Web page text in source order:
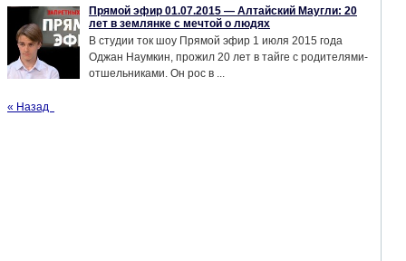
Прямой эфир 01.07.2015 — Алтайский Маугли: 20
лет в землянке с мечтой о людях
В студии ток шоу Прямой эфир 1 июля 2015 года
Оджан Наумкин, прожил 20 лет в тайге с родителями-
отшельниками. Он рос в ...
« Назад